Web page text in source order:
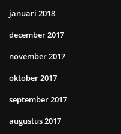
januari 2018
december 2017
november 2017
oktober 2017
september 2017
augustus 2017